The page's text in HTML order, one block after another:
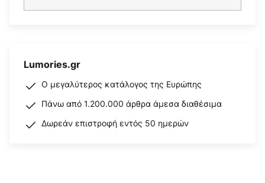
Lumories.gr
Ο μεγαλύτερος κατάλογος της Ευρώπης
Πάνω από 1.200.000 άρθρα άμεσα διαθέσιμα
Δωρεάν επιστροφή εντός 50 ημερών